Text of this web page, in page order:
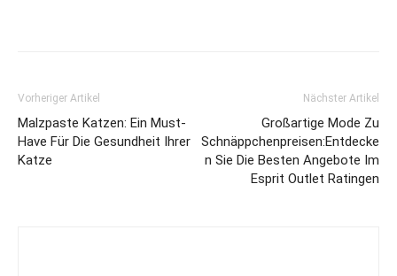
Vorheriger Artikel
Malzpaste Katzen: Ein Must-
Have Für Die Gesundheit Ihrer
Katze
Nächster Artikel
Großartige Mode Zu
Schnäppchenpreisen:Entdecke
n Sie Die Besten Angebote Im
Esprit Outlet Ratingen